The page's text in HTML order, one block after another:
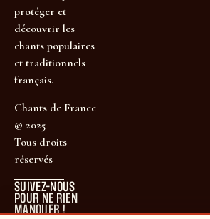
protéger et
découvrir les
chants populaires
et traditionnels
français.
Chants de France
© 2025
Tous droits
réservés
SUIVEZ-NOUS
POUR NE RIEN
MANQUER !